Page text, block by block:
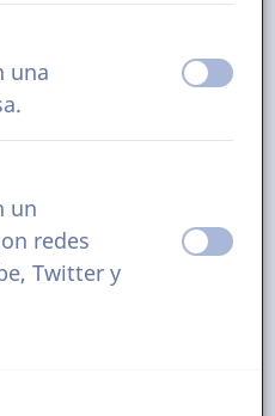
cosa!
de prueba
preguntas sobre
proyectos
una
un
redes
Twitter y